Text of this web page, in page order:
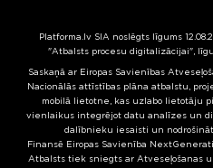
Platforma.lv SIA noslēgts līgums
"Atbalsts procesu digitalizācijai",
Saskaņā ar Eiropas Savienības
Nacionālās attīstības plāna atbalstu,
mobilā lietotne, kas uzlabo lietotāju
vienlaikus integrējot datu analīzes un
dalībnieku iesaisti un
Finansē Eiropas Savienība
Atbalsts tiek sniegts ar Atveseļošanas